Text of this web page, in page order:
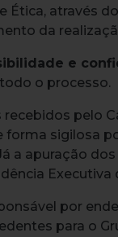
Ética, através
da
e
o processo.
recebidos pelo
forma sigilosa
a apuração
Executiva
por
para o